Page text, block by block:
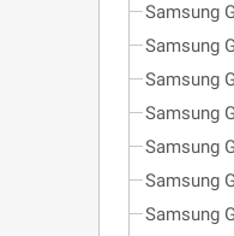
Samsung
Samsung
Samsung
Samsung
Samsung
Samsung
Samsung